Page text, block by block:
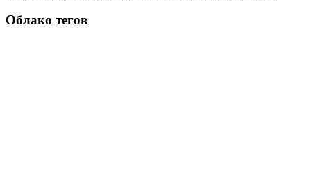
Облако тегов